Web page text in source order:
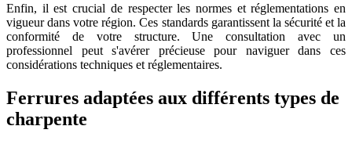
Enfin, il est crucial de respecter les normes et réglementations en
vigueur dans votre région. Ces standards garantissent la sécurité et la
conformité de votre structure. Une consultation avec un
professionnel peut s'avérer précieuse pour naviguer dans ces
considérations techniques et réglementaires.
Ferrures adaptées aux différents types de
charpente